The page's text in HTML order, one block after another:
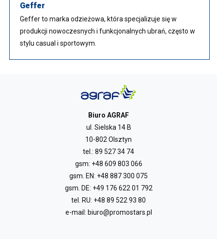
Geffer
Geffer to marka odzieżowa, która specjalizuje się w
produkcji nowoczesnych i funkcjonalnych ubrań, często w
stylu casual i sportowym.
Biuro AGRAF
ul. Sielska 14 B
10-802 Olsztyn
tel.: 89 527 34 74
gsm: +48 609 803 066
gsm. EN: +48 887 300 075
gsm. DE: +49 176 622 01 792
tel. RU: +48 89 522 93 80
e-mail: biuro@promostars.pl